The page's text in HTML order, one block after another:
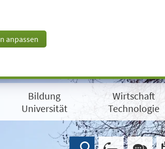
anpassen
Bildung
Universität
Wirtschaft
Technologie